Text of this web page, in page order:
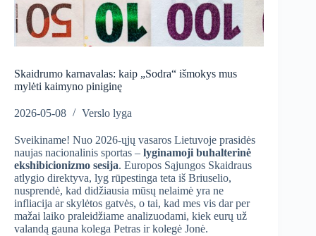
Skaidrumo karnavalas: kaip „Sodra“ išmokys mus
mylėti kaimyno piniginę
2026-05-08 Verslo lyga
Sveikiname! Nuo 2026-ųjų vasaros Lietuvoje prasidės
naujas nacionalinis sportas – lyginamoji buhalterinė
ekshibicionizmo sesija. Europos Sąjungos Skaidraus
atlygio direktyva, lyg rūpestinga teta iš Briuselio,
nusprendė, kad didžiausia mūsų nelaimė yra ne
infliacija ar skylėtos gatvės, o tai, kad mes vis dar per
mažai laiko praleidžiame analizuodami, kiek eurų už
valandą gauna kolega Petras ir kolegė Jonė.